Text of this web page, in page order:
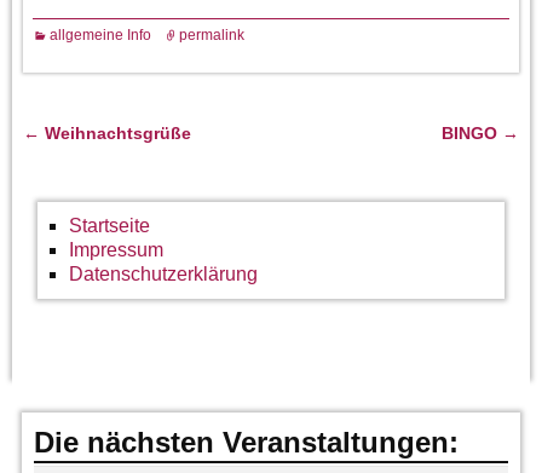
allgemeine Info permalink
← Weihnachtsgrüße BINGO →
Startseite
Impressum
Datenschutzerklärung
Die nächsten Veranstaltungen: